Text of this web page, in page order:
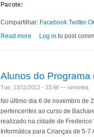
Pacote:
Compartilhar: Facebook Twitter
Read more about Oportunidades
Log in to post
Alunos do Programa
Tue, 13/11/2012 - 23:46 — simonea
No último dia 6 de novembro de
pertencentes ao curso de
realizado na cidade de Frederico
Informática para Crianças de 5-7